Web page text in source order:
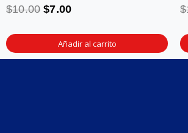
$10.00 $7.00
Añadir al carrito
$